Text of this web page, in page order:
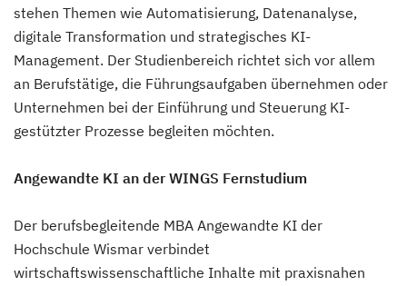
stehen Themen wie Automatisierung, Datenanalyse,
digitale Transformation und strategisches KI-
Management. Der Studienbereich richtet sich vor allem
an Berufstätige, die Führungsaufgaben übernehmen oder
Unternehmen bei der Einführung und Steuerung KI-
gestützter Prozesse begleiten möchten.
Angewandte KI an der WINGS Fernstudium
Der berufsbegleitende MBA Angewandte KI der
Hochschule Wismar verbindet
wirtschaftswissenschaftliche Inhalte mit praxisnahen